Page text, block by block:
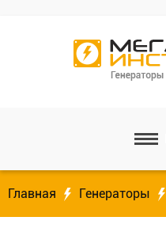
Главная Генераторы